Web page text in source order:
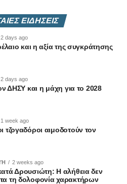
ΕΙΔΗΣΕΙΣ
2 days ago
και η αξία της συγκράτησης
2 days ago
ΔΗΣΥ και η μάχη για το 2028
1 week ago
τζογαδόροι αιμοδοτούν τον
2 weeks ago
Δρουσιώτη: Η αλήθεια δεν
τη δολοφονία χαρακτήρων